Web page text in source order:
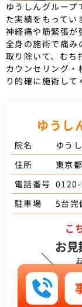
ゆうしんグループ
た実績をもってい
神経痛や筋緊張が
全身の施術で痛み
取り除いて、むち
カウンセリング・
り的確に施術して
ゆうし
院名
ゆう
住所
東京
電話番号
駐車場
5台完
＼
こ
お見